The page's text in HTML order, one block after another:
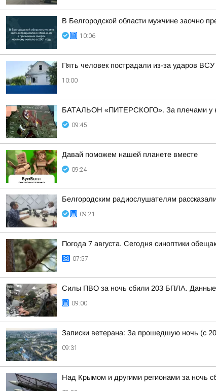
В Белгородской области мужчине заочно
10:06
Пять человек пострадали из-за ударов ВСУ
10:00
БАТАЛЬОН «ПИТЕРСКОГО». За плечами у
09:45
Давай поможем нашей планете вместе
09:24
Белгородским радиослушателям
09:21
Погода 7 августа. Сегодня синоптики
07:57
Силы ПВО за ночь сбили 203 БПЛА. Данные
09:00
Записки ветерана: За прошедшую ночь (с
09:31
Над Крымом и другими регионами за ночь